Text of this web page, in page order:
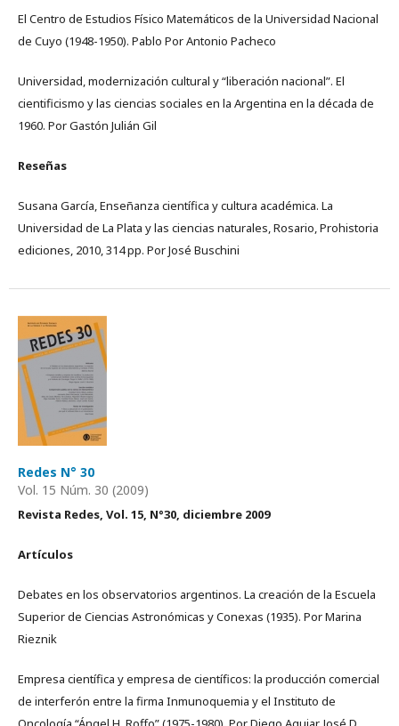
El Centro de Estudios Físico Matemáticos de la Universidad Nacional
de Cuyo (1948-1950). Pablo Por Antonio Pacheco
Universidad, modernización cultural y “liberación nacional”. El
cientificismo y las ciencias sociales en la Argentina en la década de
1960. Por Gastón Julián Gil
Reseñas
Susana García, Enseñanza científica y cultura académica. La
Universidad de La Plata y las ciencias naturales, Rosario, Prohistoria
ediciones, 2010, 314 pp. Por José Buschini
Redes N° 30
Vol. 15 Núm. 30 (2009)
Revista Redes, Vol. 15, N°30, diciembre 2009
Artículos
Debates en los observatorios argentinos. La creación de la Escuela
Superior de Ciencias Astronómicas y Conexas (1935). Por Marina
Rieznik
Empresa científica y empresa de científicos: la producción comercial
de interferón entre la firma Inmunoquemia y el Instituto de